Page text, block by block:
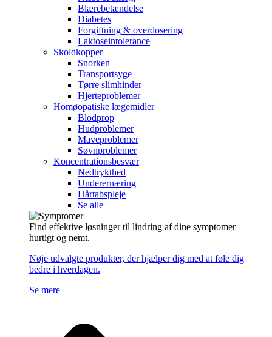
Blærebetændelse
Diabetes
Forgiftning & overdosering
Laktoseintolerance
Skoldkopper
Snorken
Transportsyge
Tørre slimhinder
Hjerteproblemer
Homøopatiske lægemidler
Blodprop
Hudproblemer
Maveproblemer
Søvnproblemer
Koncentrationsbesvær
Nedtrykthed
Underernæring
Hårtabspleje
Se alle
Find effektive løsninger til lindring af dine symptomer –
hurtigt og nemt.
Nøje udvalgte produkter, der hjælper dig med at føle dig
bedre i hverdagen.
Se mere